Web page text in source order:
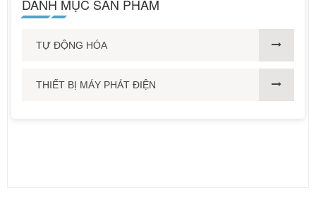
DANH MỤC SẢN PHẨM
TỰ ĐỘNG HÓA
THIẾT BỊ MÁY PHÁT ĐIỆN